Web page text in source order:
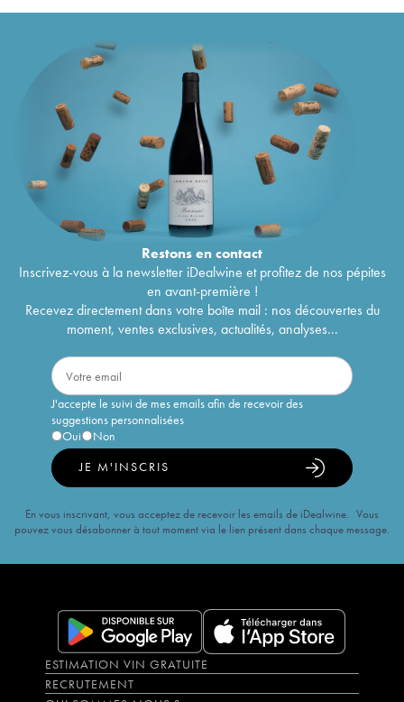
Restons encontact
Inscrivez-vous à la newsletter iDealwine et profitez de nos pépites
en avant-première !
Recevez directement dans votre boîte mail : nos découvertes du
moment, ventes exclusives, actualités, analyses...
J'accepte le suivi de mes emails afin de recevoir des
suggestions personnalisées
Oui
Non
JE M'INSCRIS
En vous inscrivant, vous acceptez de recevoir les emails de iDealwine. Vous
pouvez vous désabonner à tout moment via le lien présent dans chaque message.
ESTIMATION VIN GRATUITE
RECRUTEMENT